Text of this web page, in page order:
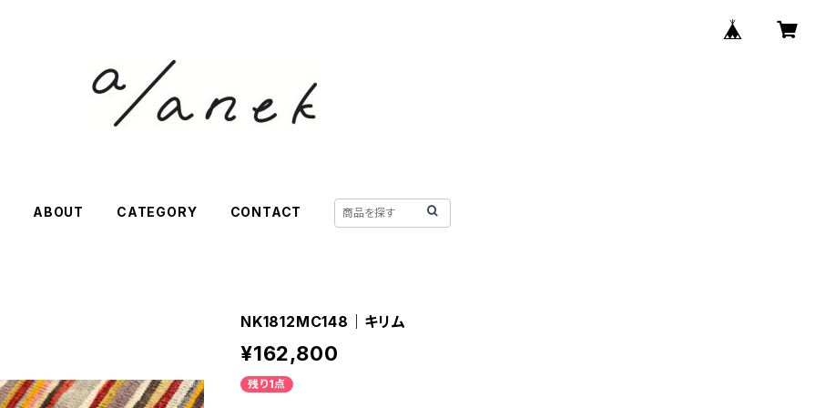
ABOUT CATEGORY CONTACT
NK1812MC148｜キリム
¥162,800
残り1点